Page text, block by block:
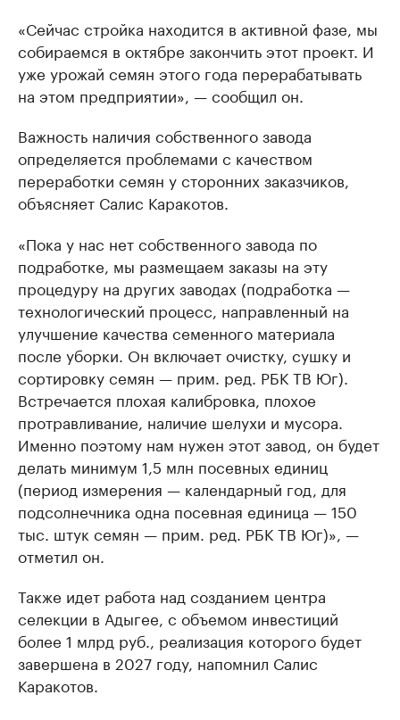
«Сейчас стройка находится в активной фазе, мы
собираемся в октябре закончить этот проект. И
уже урожай семян этого года перерабатывать
на этом предприятии», — сообщил он.
Важность наличия собственного завода
определяется проблемами с качеством
переработки семян у сторонних заказчиков,
объясняет Салис Каракотов.
«Пока у нас нет собственного завода по
подработке, мы размещаем заказы на эту
процедуру на других заводах (подработка —
технологический процесс, направленный на
улучшение качества семенного материала
после уборки. Он включает очистку, сушку и
сортировку семян — прим. ред. РБК ТВ Юг).
Встречается плохая калибровка, плохое
протравливание, наличие шелухи и мусора.
Именно поэтому нам нужен этот завод, он будет
делать минимум 1,5 млн посевных единиц
(период измерения — календарный год, для
подсолнечника одна посевная единица — 150
тыс. штук семян — прим. ред. РБК ТВ Юг)», —
отметил он.
Также идет работа над созданием центра
селекции в Адыгее, с объемом инвестиций
более 1 млрд руб., реализация которого будет
завершена в 2027 году, напомнил Салис
Каракотов.